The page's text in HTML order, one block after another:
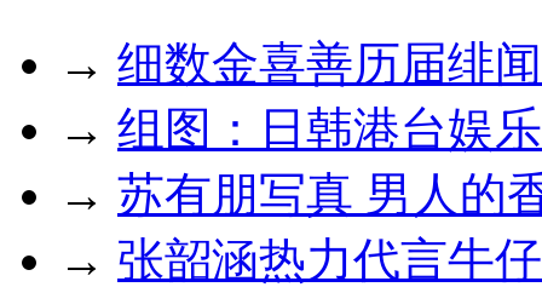
→ 细数金喜善历届绯
→ 组图：日韩港台娱
→ 苏有朋写真 男人的
→ 张韶涵热力代言牛